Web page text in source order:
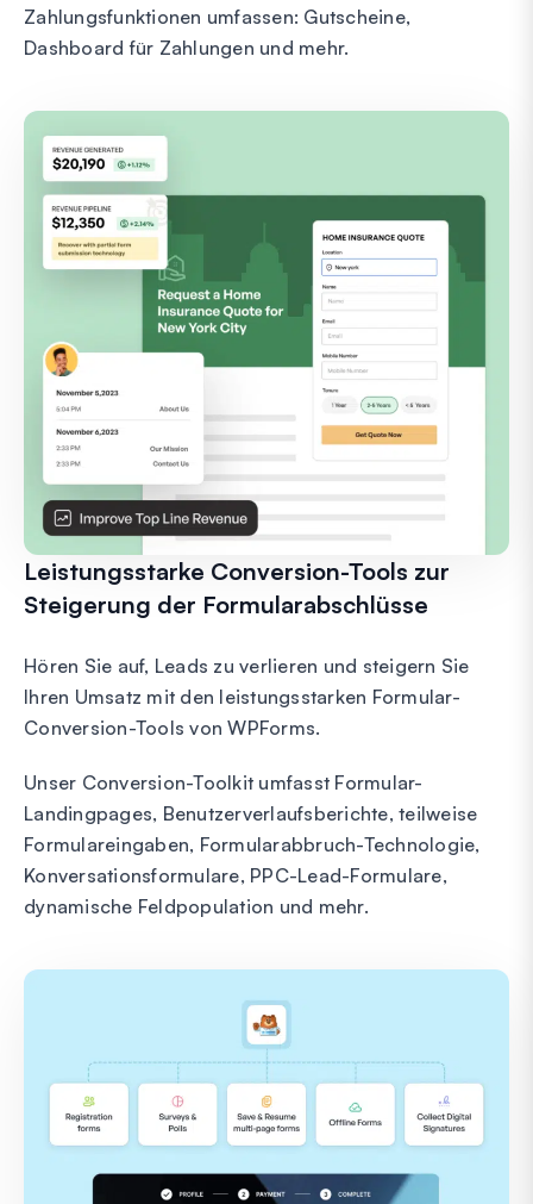
Zahlungsfunktionen umfassen: Gutscheine,
Dashboard für Zahlungen und mehr.
Leistungsstarke Conversion-Tools zur
Steigerung der Formularabschlüsse
Hören Sie auf, Leads zu verlieren und steigern Sie
Ihren Umsatz mit den leistungsstarken Formular-
Conversion-Tools von WPForms.
Unser Conversion-Toolkit umfasst Formular-
Landingpages, Benutzerverlaufsberichte, teilweise
Formulareingaben, Formularabbruch-Technologie,
Konversationsformulare, PPC-Lead-Formulare,
dynamische Feldpopulation und mehr.